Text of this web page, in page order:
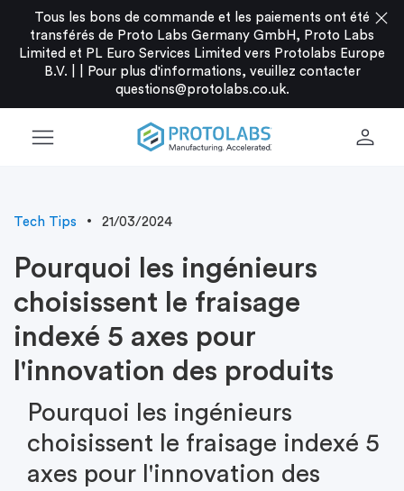
Tous les bons de commande et les paiements ont été
transférés de Proto Labs Germany GmbH, Proto Labs
Limited et PL Euro Services Limited vers Protolabs Europe
B.V. |
Pour plus d'informations, veuillez contacter
questions@protolabs.co.uk.
close
menu person
Tech Tips 21/03/2024
Pourquoi les ingénieurs
choisissent le fraisage
indexé 5 axes pour
l'innovation des produits
Pourquoi les ingénieurs
choisissent le fraisage indexé 5
axes pour l'innovation des